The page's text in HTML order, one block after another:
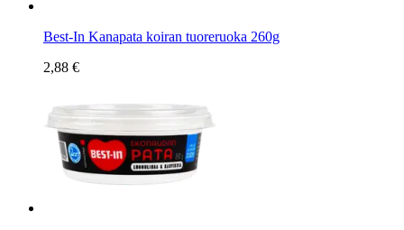
Best-In Kanapata koiran tuoreruoka 260g
2,88 €